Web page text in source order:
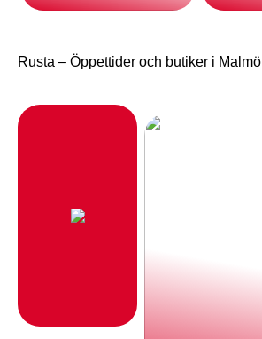
Rusta – Öppettider och butiker i Malmö